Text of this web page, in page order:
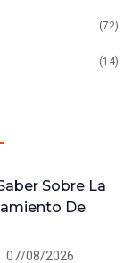
(72)
(14)
Sobre La
De
07/08/2026